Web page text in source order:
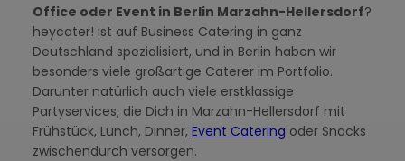
Office oder Event in Berlin Marzahn-Hellersdorf?
heycater! ist auf Business Catering in ganz
Deutschland spezialisiert, und in Berlin haben wir
besonders viele großartige Caterer im Portfolio.
Darunter natürlich auch viele erstklassige
Partyservices, die Dich in Marzahn-Hellersdorf mit
Frühstück, Lunch, Dinner, Event Catering oder Snacks
zwischendurch versorgen.